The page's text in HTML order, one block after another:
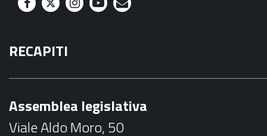
F
c
e
T
i
t
I
t
Y
t
b
M
l
RECAPITI
Assemblea legislativa
Viale Aldo Moro, 50